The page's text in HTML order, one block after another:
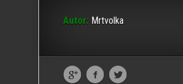
Autor: Mrtvolka